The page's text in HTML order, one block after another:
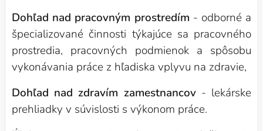
Dohľad nad pracovným prostredím - odborné a
špecializované činnosti týkajúce sa pracovného
prostredia, pracovných podmienok a spôsobu
vykonávania práce z hľadiska vplyvu na zdravie,
Dohľad nad zdravím zamestnancov- lekárske
prehliadky v súvislosti s výkonom práce.